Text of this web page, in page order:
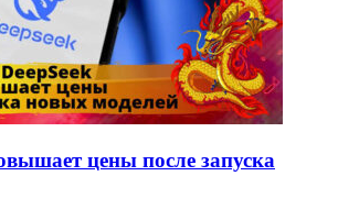
цены после запуска